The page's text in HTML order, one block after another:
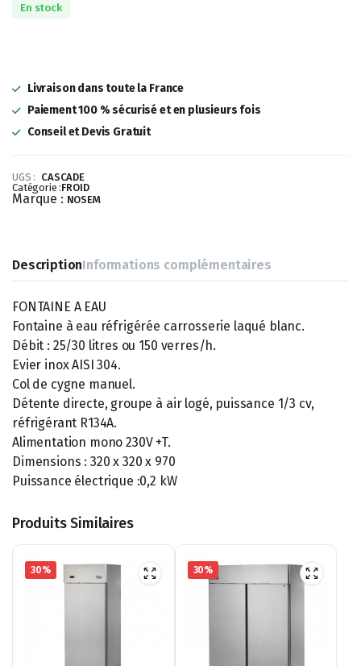
était :
1
391,95 €.
est :
950,60 €.
En stock
Livraison dans toute la France
Paiement 100 % sécurisé et en plusieurs fois
Conseil et Devis Gratuit
UGS : CASCADE
Catégorie :FROID
Marque : NOSEM
DescriptionInformations complémentaires
FONTAINE A EAU
Fontaine à eau réfrigérée carrosserie laqué blanc.
Débit : 25/30 litres ou 150 verres/h.
Evier inox AISI 304.
Col de cygne manuel.
Détente directe, groupe à air logé, puissance 1/3 cv,
réfrigérant R134A.
Alimentation mono 230V +T.
Dimensions : 320 x 320 x 970
Puissance électrique :0,2 kW
Produits Similaires
30% 30%